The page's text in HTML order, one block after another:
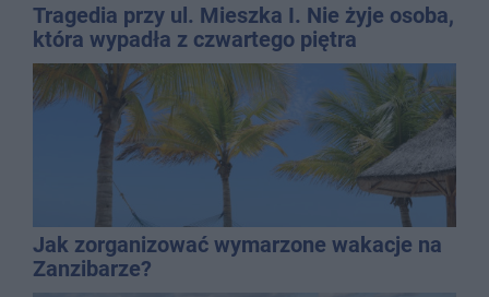
Tragedia przy ul. Mieszka I. Nie żyje osoba,
która wypadła z czwartego piętra
Jak zorganizować wymarzone wakacje na
Zanzibarze?